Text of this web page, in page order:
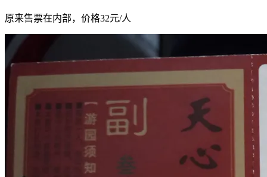
原来售票在内部，价格32元/人